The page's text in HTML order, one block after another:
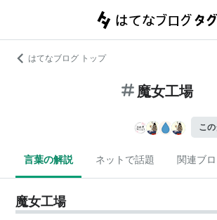
はてなブログ トップ
魔女工場
こ
言葉の解説 ネットで話題 関連ブ
魔女工場